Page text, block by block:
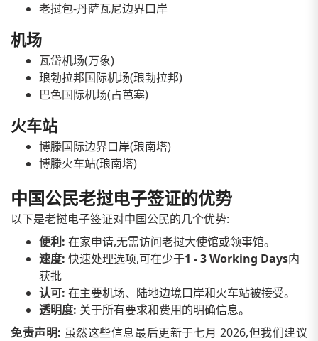
老挝包-丹萨瓦尼边界口岸
机场
瓦岱机场(万象)
琅勃拉邦国际机场(琅勃拉邦)
巴色国际机场(占芭塞)
火车站
博滕国际边界口岸(琅南塔)
博滕火车站(琅南塔)
中国公民老挝电子签证的优势
以下是老挝电子签证对中国公民的几个优势:
便利: 在家申请,无需访问老挝大使馆或领事馆。
速度: 快速处理选项,可在少于1 - 3 Working Days内
获批
认可: 在主要机场、陆地边境口岸和火车站被接受。
透明度: 关于所有要求和费用的明确信息。
免责声明: 虽然这些信息最后更新于七月 2026,但我们建议